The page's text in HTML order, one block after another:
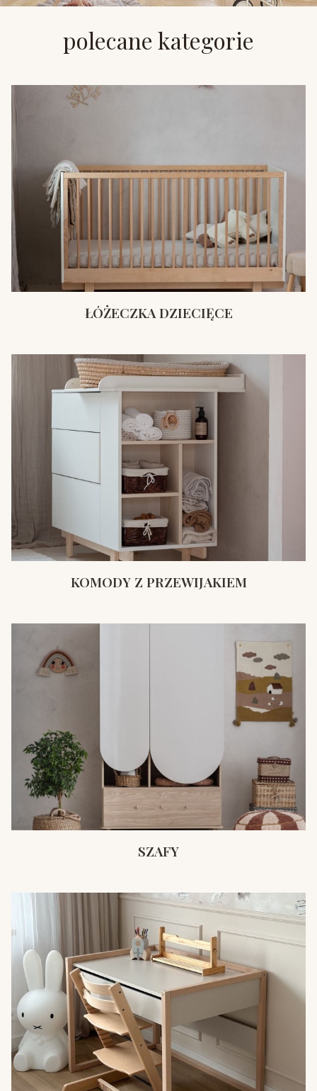
polecane kategorie
ŁÓŻECZKA DZIECIĘCE
KOMODY Z PRZEWIJAKIEM
SZAFY